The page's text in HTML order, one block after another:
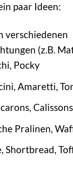
paar Ideen:
verschiedenen
(z.B.
Pocky
Amaretti,
Pralinen,
Shortbread,